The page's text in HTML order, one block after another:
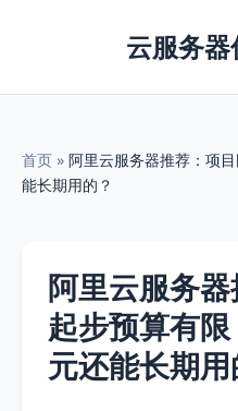
云服务
首页 » 阿里云服务器推荐：项
能长期用的？
阿里云服务
起步预算有
元还能长期用